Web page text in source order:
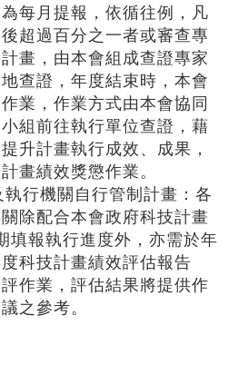
每月提報，依循往例，凡
超過百分之一者或審查專
畫，由本會組成查證專家
查證，年度結束時，本會
業，作業方式由本會協同
組前往執行單位查證，藉
升計畫執行成效、成果，
畫績效獎懲作業。
行機關自行管制計畫：各
除配合本會政府科技計畫
填報執行進度外，亦需於年
科技計畫績效評估報告
作業，評估結果將提供作
之參考。